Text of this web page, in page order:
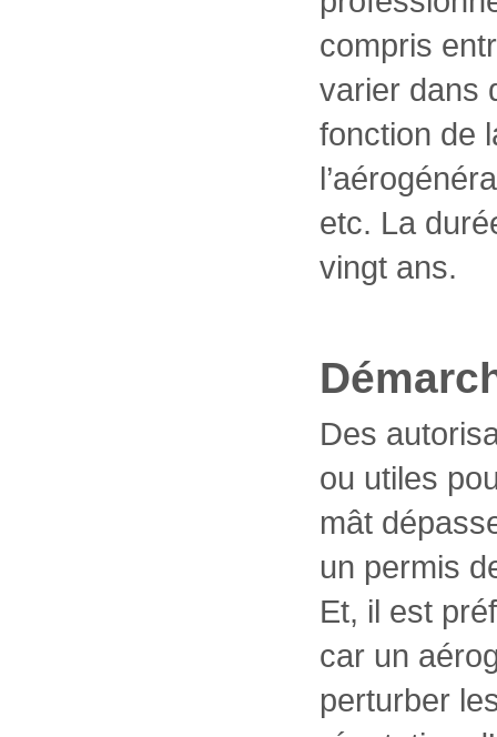
compris
varier dans
fonction de
etc. La
vingt ans.
Des
ou utiles
mât
un permis
Et, il est
car un
perturber